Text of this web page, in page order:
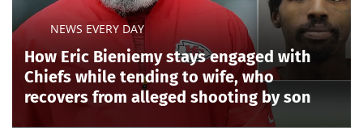
NEWS EVERY DAY
How Eric Bieniemy stays engaged with
Chiefs while tending to wife, who
recovers from alleged shooting by son